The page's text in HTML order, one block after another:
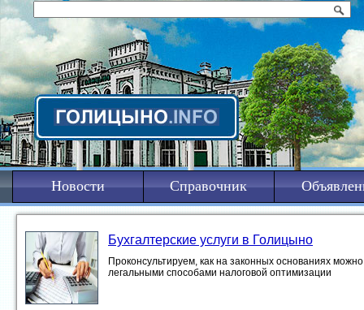
Новости Справочник
Бухгалтерские услуги в Голицыно
Проконсультируем, как на законных основаниях
легальными способами налоговой оптимизации